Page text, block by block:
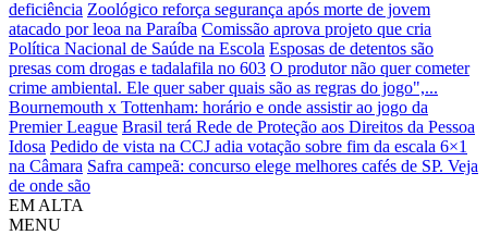
deficiência Zoológico reforça segurança após morte de jovem
atacado por leoa na Paraíba Comissão aprova projeto que cria
Política Nacional de Saúde na Escola Esposas de detentos são
presas com drogas e tadalafila no 603 O produtor não quer cometer
crime ambiental. Ele quer saber quais são as regras do jogo",...
Bournemouth x Tottenham: horário e onde assistir ao jogo da
Premier League Brasil terá Rede de Proteção aos Direitos da Pessoa
Idosa Pedido de vista na CCJ adia votação sobre fim da escala 6×1
na Câmara Safra campeã: concurso elege melhores cafés de SP. Veja
de onde são
EM ALTA
MENU